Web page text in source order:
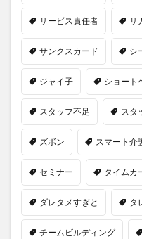
サービス責任者 サ
サンクスカード シ
ジャイ子 ショート
スタッフ不足 スタ
ズボン スマート介
セミナー タイムカ
ダレタメすぎと タ
チームビルディング